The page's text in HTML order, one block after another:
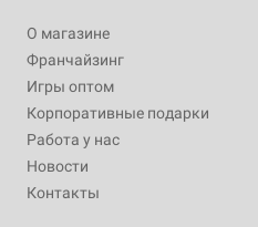
О магазине
Франчайзинг
Игры оптом
Корпоративные подарки
Работа у нас
Новости
Контакты